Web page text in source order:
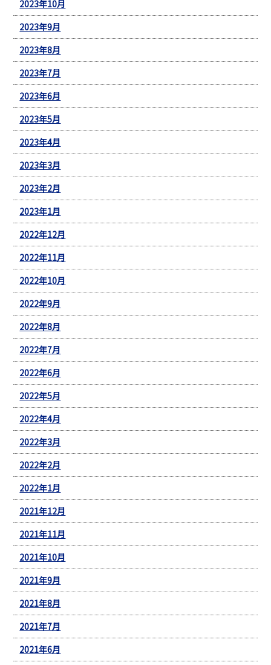
2023年10月
2023年9月
2023年8月
2023年7月
2023年6月
2023年5月
2023年4月
2023年3月
2023年2月
2023年1月
2022年12月
2022年11月
2022年10月
2022年9月
2022年8月
2022年7月
2022年6月
2022年5月
2022年4月
2022年3月
2022年2月
2022年1月
2021年12月
2021年11月
2021年10月
2021年9月
2021年8月
2021年7月
2021年6月